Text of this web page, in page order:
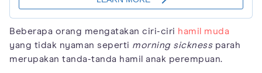
Beberapa orang mengatakan ciri-ciri hamil muda
yang tidak nyaman seperti morning sicknessparah
merupakan tanda-tanda hamil anak perempuan.